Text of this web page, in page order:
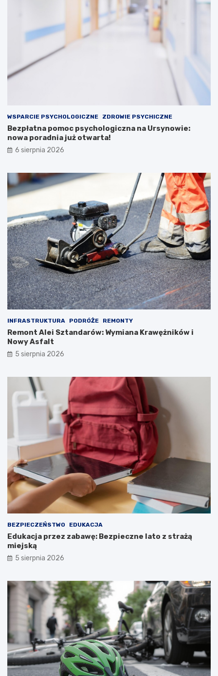
WSPARCIE PSYCHOLOGICZNE ZDROWIE PSYCHICZNE
Bezpłatna pomoc psychologiczna na Ursynowie:
nowa poradnia już otwarta!
6 sierpnia 2026
INFRASTRUKTURA PODRÓŻE REMONTY
Remont Alei Sztandarów: Wymiana Krawężników i
Nowy Asfalt
5 sierpnia 2026
BEZPIECZEŃSTWO EDUKACJA
Edukacja przez zabawę: Bezpieczne lato z strażą
miejską
5 sierpnia 2026